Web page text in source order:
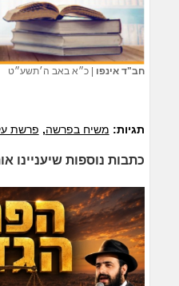
חב"ד אינפו |כ״א באב ה׳תשע״ט
תגיות: משיח בפרשה, פרשת
כתבות נוספות שיעניינו